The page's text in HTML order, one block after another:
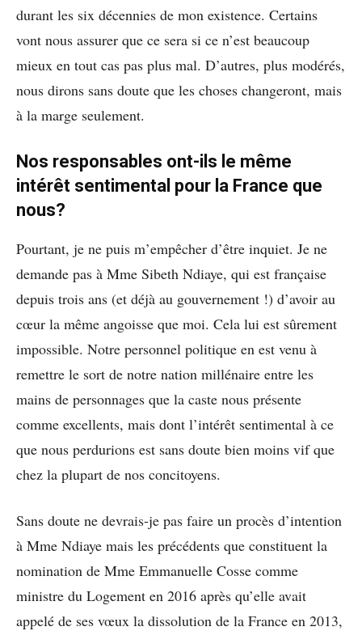
durant les six décennies de mon existence. Certains
vont nous assurer que ce sera si ce n’est beaucoup
mieux en tout cas pas plus mal. D’autres, plus modérés,
nous dirons sans doute que les choses changeront, mais
à la marge seulement.
Nos responsables ont-ils le même
intérêt sentimental pour la France que
nous?
Pourtant, je ne puis m’empêcher d’être inquiet. Je ne
demande pas à Mme Sibeth Ndiaye, qui est française
depuis trois ans (et déjà au gouvernement !) d’avoir au
cœur la même angoisse que moi. Cela lui est sûrement
impossible. Notre personnel politique en est venu à
remettre le sort de notre nation millénaire entre les
mains de personnages que la caste nous présente
comme excellents, mais dont l’intérêt sentimental à ce
que nous perdurions est sans doute bien moins vif que
chez la plupart de nos concitoyens.
Sans doute ne devrais-je pas faire un procès d’intention
à Mme Ndiaye mais les précédents que constituent la
nomination de Mme Emmanuelle Cosse comme
ministre du Logement en 2016 après qu’elle avait
appelé de ses vœux la dissolution de la France en 2013,